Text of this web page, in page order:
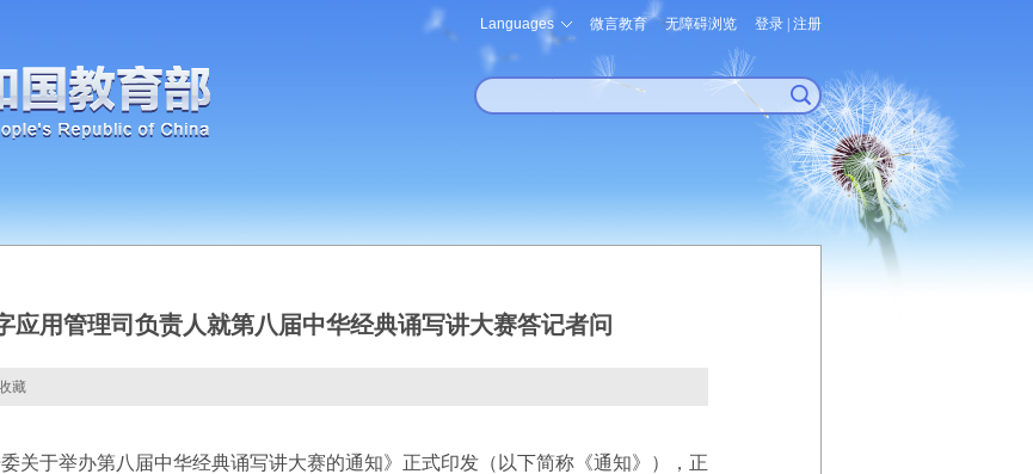
Languages 微言教育 无障碍浏览 登录 注册
应用管理司负责人就第八届中华经典诵写讲大赛答记者问
藏
于举办第八届中华经典诵写讲大赛的通知》正式印发（以下简称《通知》），正